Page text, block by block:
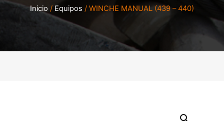
Inicio / Equipos / WINCHE MANUAL (439 – 440)